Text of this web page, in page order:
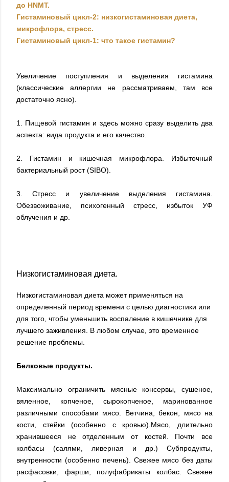
до HNMT.
Гистаминовый цикл-2: низкогистаминовая диета,
микрофлора, стресс.
Гистаминовый цикл-1: что такое гистамин?
Увеличение поступления и выделения гистамина
(классические аллергии не рассматриваем, там все
достаточно ясно).
1. Пищевой гистамин и здесь можно сразу выделить два
аспекта: вида продукта и его качество.
2. Гистамин и кишечная микрофлора. Избыточный
бактериальный рост (SIBO).
3. Стресс и увеличение выделения гистамина.
Обезвоживание, психогенный стресс, избыток УФ
облучения и др.
Низкогистаминовая диета.
Низкогистаминовая диета может применяться на
определенный период времени с целью диагностики или
для того, чтобы уменьшить воспаление в кишечнике для
лучшего заживления. В любом случае, это временное
решение проблемы.
Белковые продукты.
Максимально ограничить мясные консервы, сушеное,
вяленное, копченое, сырокопченое, маринованное
различными способами мясо. Ветчина, бекон, мясо на
кости, стейки (особенно с кровью).Мясо, длительно
хранившееся не отделенным от костей. Почти все
колбасы (салями, ливерная и др.) Субпродукты,
внутренности (особенно печень). Свежее мясо без даты
расфасовки, фарши, полуфабрикаты колбас. Свежее